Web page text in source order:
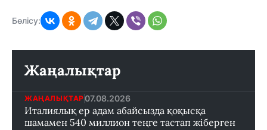
Бөлісу:
Жаңалықтар
ЖАҢАЛЫҚТАР 07.08.2026
Италиялық ер адам абайсызда қоқысқа
шамамен 540 миллион теңге тастап жіберген